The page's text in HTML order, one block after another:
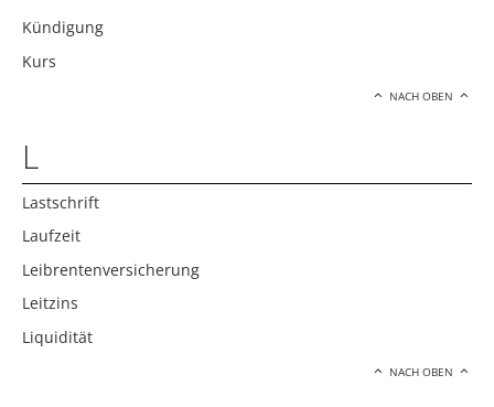
Kündigung
Kurs
NACH OBEN
L
Lastschrift
Laufzeit
Leibrentenversicherung
Leitzins
Liquidität
NACH OBEN